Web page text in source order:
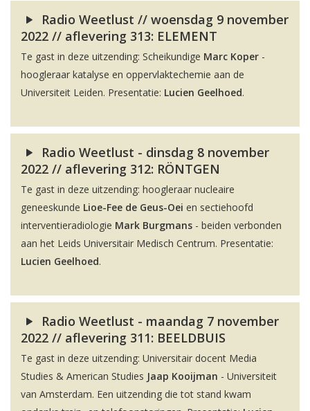
Radio Weetlust // woensdag 9 november
2022 // aflevering 313: ELEMENT
Te gast in deze uitzending: Scheikundige Marc Koper -
hoogleraar katalyse en oppervlaktechemie aan de
Universiteit Leiden. Presentatie: Lucien Geelhoed.
Radio Weetlust - dinsdag 8 november
2022 // aflevering 312: RÖNTGEN
Te gast in deze uitzending: hoogleraar nucleaire
geneeskunde Lioe-Fee de Geus-Oei en sectiehoofd
interventieradiologie Mark Burgmans - beiden verbonden
aan het Leids Universitair Medisch Centrum. Presentatie:
Lucien Geelhoed.
Radio Weetlust - maandag 7 november
2022 // aflevering 311: BEELDBUIS
Te gast in deze uitzending: Universitair docent Media
Studies & American Studies Jaap Kooijman - Universiteit
van Amsterdam. Een uitzending die tot stand kwam